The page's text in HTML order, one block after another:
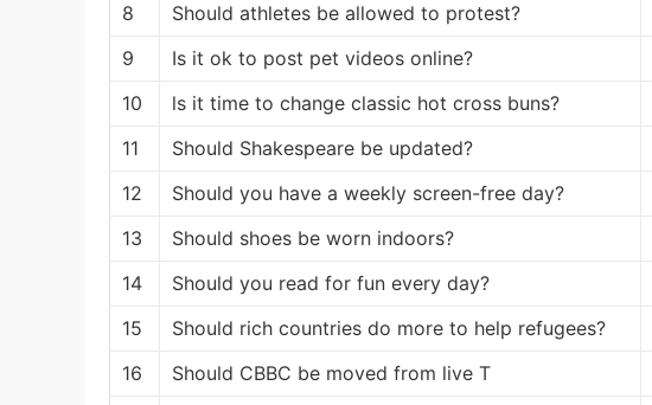
8
Should athletes be allowed to protest?
9
Is it ok to post pet videos online?
10
ls it time to change classic hot cross buns?
11
Should Shakespeare be updated?
12
Should you have a weekly screen-free day?
13
Should shoes be worn indoors?
14
Should you read for fun every day?
15
Should rich countries do more to help refugees?
16
Should CBBC be moved from live T